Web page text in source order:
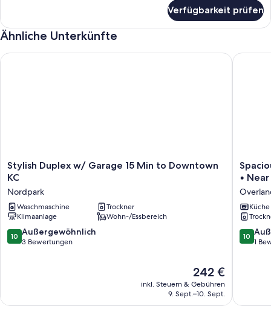
2 Schlafzimmer
Verfügbarkeit prüfen
Ähnliche Unterkünfte
Stylish
Duplex
Garage
15
Min
to
Downtown
Stylish Duplex w/ Garage 15 Min to Downtown
KC
Nordpark
Waschmaschine
Trockner
Klimaanlage
Wohn-/Essbereich
10.0
von
10 Außergewöhnlich
3 Bewertungen
Der
Preis
beträgt
242 €
inkl. Steuern & Gebühren
9. Sept.–10. Sept.
Stylish Duplex w/ Garage 15 Min to Downtown KC
3BR
•
Sleeps
8
•
Family
Park
•
Küche
10.0
von
10
1